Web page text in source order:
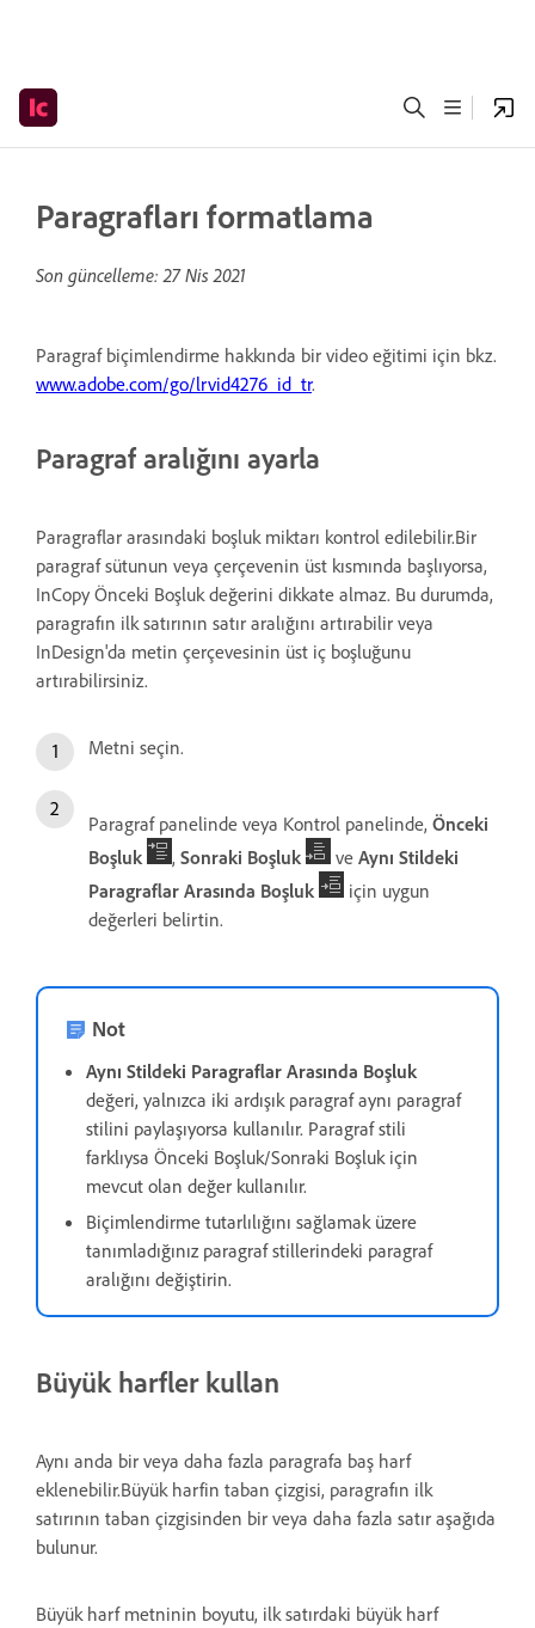
Paragrafları formatlama
Son güncelleme:27 Nis 2021
Paragraf biçimlendirme hakkında bir video eğitimi için bkz.
www.adobe.com/go/lrvid4276_id_tr.
Paragraf aralığını ayarla
Paragraflar arasındaki boşluk miktarı kontrol edilebilir.Bir
paragraf sütunun veya çerçevenin üst kısmında başlıyorsa,
InCopy Önceki Boşluk değerini dikkate almaz. Bu durumda,
paragrafın ilk satırının satır aralığını artırabilir veya
InDesign'da metin çerçevesinin üst iç boşluğunu
artırabilirsiniz.
Metni seçin.
Paragraf panelinde veya Kontrol panelinde, Önceki
Boşluk
, Sonraki Boşluk ve Aynı Stildeki
Paragraflar Arasında Boşluk
için uygun
değerleri belirtin.
Not
Aynı Stildeki Paragraflar Arasında Boşluk
değeri, yalnızca iki ardışık paragraf aynı paragraf
stilini paylaşıyorsa kullanılır. Paragraf stili
farklıysa Önceki Boşluk/Sonraki Boşluk için
mevcut olan değer kullanılır.
Biçimlendirme tutarlılığını sağlamak üzere
tanımladığınız paragraf stillerindeki paragraf
aralığını değiştirin.
Büyük harfler kullan
Aynı anda bir veya daha fazla paragrafa baş harf
eklenebilir.Büyük harfin taban çizgisi, paragrafın ilk
satırının taban çizgisinden bir veya daha fazla satır aşağıda
bulunur.
Büyük harf metninin boyutu, ilk satırdaki büyük harf